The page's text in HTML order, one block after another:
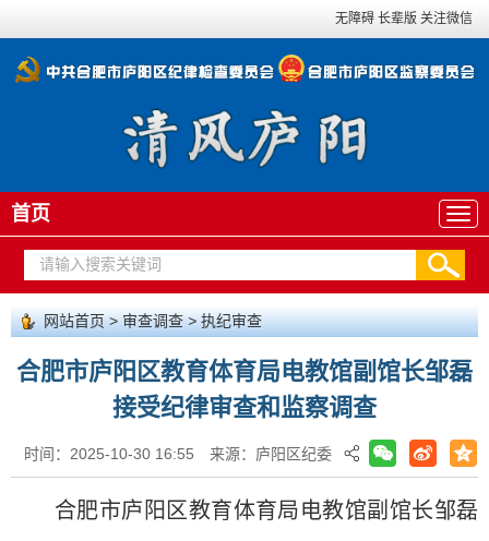
无障碍 长辈版 关注微信
首页
网站首页>审查调查 > 执纪审查
合肥市庐阳区教育体育局电教馆副馆长邹磊
接受纪律审查和监察调查
时间：2025-10-30 16:55 来源：庐阳区纪委
合肥市庐阳区教育体育局电教馆副馆长邹磊